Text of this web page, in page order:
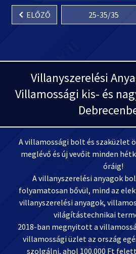
ELŐZŐ 25-35/35
Villanyszerelési
Villamossági kis- és
A villamossági bolt és szaküzlet
meglévő és új vevőit minden
óráig!
A villanyszerelési anyagok
folyamatosan bővül, mind az
villanyszerelési anyagok,
világítástechnikai
2018-ban megnyitott a
villamossági üzlet az ország
szolgálni, ahol 100.000 Ft